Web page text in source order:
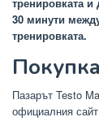
тренировката
30 минути
тренировката.
Пазарът Testo
официалния